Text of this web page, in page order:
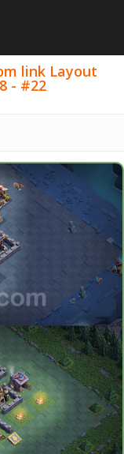
link Layout
- #22